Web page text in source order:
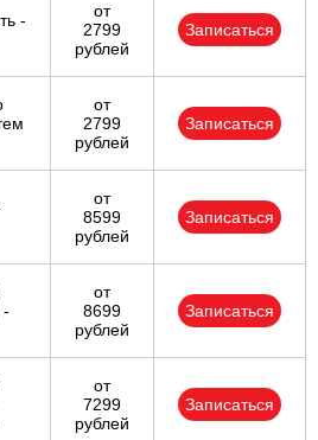
-
от
2799
рублей
Записаться
от
2799
рублей
Записаться
от
8599
рублей
Записаться
-
от
8699
рублей
Записаться
от
7299
рублей
Записаться